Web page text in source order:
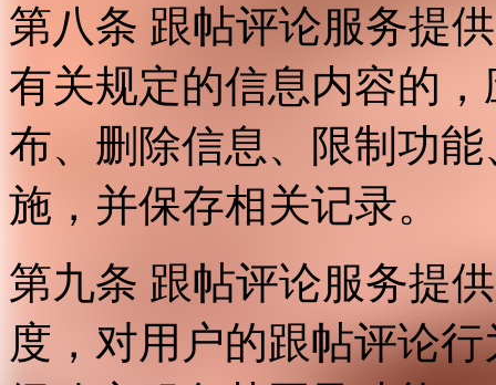
第八条 跟帖评论服务提
有关规定的信息内容的
布、删除信息、限制功
施，并保存相关记录。
第九条 跟帖评论服务提
度，对用户的跟帖评论